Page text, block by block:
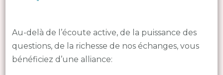
Au-delà de l’écoute active, de la puissance des
questions, de la richesse de nos échanges, vous
bénéficiez d’une alliance: